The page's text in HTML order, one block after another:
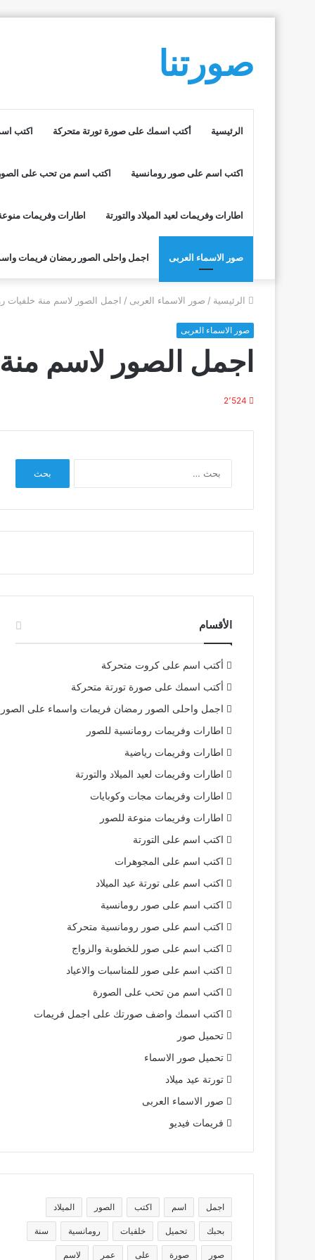
صورتنا
الرئيسية أكتب اسمك على صورة تورتة متحركة اكتب
اكتب اسم على صور رومانسية اكتب اسم من تحب على
اطارات وفريمات لعيد الميلاد والتورتة اطارات وفريمات
صور الاسماء العربى اجمل واحلى الصور رمضان فريمات
الرئيسية / صور الاسماء العربى / اجمل الصور لاسم منة خلفيات
صور الاسماء العربى
اجمل الصور لاسم
2٬524
الأقسام
أكتب اسم على كروت متحركة
أكتب اسمك على صورة تورتة متحركة
اجمل واحلى الصور رمضان فريمات واسماء على الصور
اطارات وفريمات رومانسية للصور
اطارات وفريمات رياضية
اطارات وفريمات لعيد الميلاد والتورتة
اطارات وفريمات مجات وكوبايات
اطارات وفريمات منوعة للصور
اكتب اسم على التورتة
اكتب اسم على المجوهرات
اكتب اسم على تورتة عيد الميلاد
اكتب اسم على صور رومانسية
اكتب اسم على صور رومانسية متحركة
اكتب اسم على صور للخطوبة والزواج
اكتب اسم على صور للمناسبات والاعياد
اكتب اسم من تحب على الصورة
اكتب اسمك واضف صورتك على اجمل فريمات
تحميل صور
تحميل صور الاسماء
تورتة عيد ميلاد
صور الاسماء العربى
فريمات فيديو
اجمل اسم اكتب الصور الميلاد
بحبك تحميل خلفيات رومانسية سنة
صور صورة على عمر لاسم